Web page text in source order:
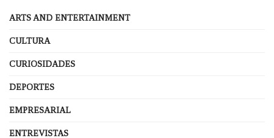
ARTS AND ENTERTAINMENT
CULTURA
CURIOSIDADES
DEPORTES
EMPRESARIAL
ENTREVISTAS